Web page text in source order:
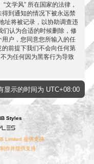
文学风” 所在国家的法律，
到通知的情况下被永远禁
址将被记录，以协助调查违
们认为合适的时候删除，修
户，您同意您所输入的任
前提下我们不会向任何第
为任何因为黑客行为导致
显示的时间为 UTC+08:00
Styles
Limited 提供支持
制作并提供支持